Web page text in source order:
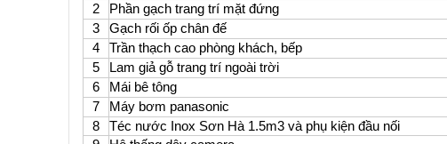
2
Phần gạch trang trí mặt đứng
3
Gạch rối ốp chân đế
4
Trần thạch cao phòng khách, bếp
5
Lam giả gỗ trang trí ngoài trời
6
Mái bê tông
7
Máy bơm panasonic
8
Téc nước Inox Sơn Hà 1.5m3 và phụ kiện đầu nối